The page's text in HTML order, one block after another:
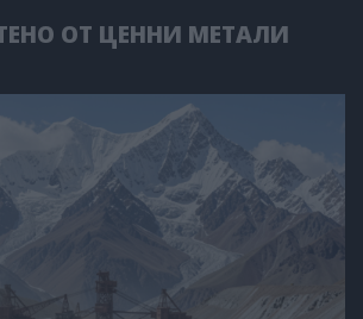
ОТ ЦЕННИ МЕТАЛИ